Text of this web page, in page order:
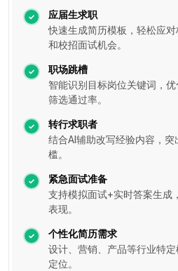
应届生求职
快速生成简历模板，轻松应
和校招面试机会。
职场跳槽
智能识别目标岗位关键词，
筛选通过率。
转行求职者
结合AI辅助改写经验内容，
槛。
紧急面试准备
支持模拟面试+实时答案生成
表现。
个性化简历需求
设计、营销、产品等行业特
定位。